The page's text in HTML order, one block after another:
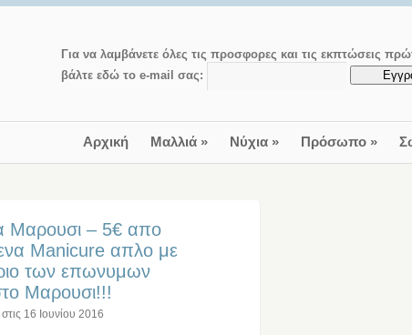
Για να λαμβάνετε όλες τις προσφορες και τις εκπτώσεις
βάλτε εδώ το e-mail σας:
Αρχική Μαλλιά» Νύχια» Πρόσωπο»
Μαρουσι – 5€ απο
Manicure απλο με
των επωνυμων
Μαρουσι!!!
16 Ιουνίου 2016